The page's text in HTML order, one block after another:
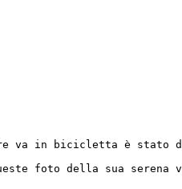
va in bicicletta è stato
foto della sua serena